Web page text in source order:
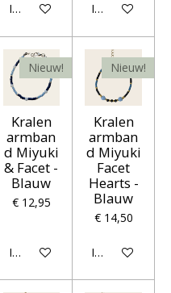
In winkelwagen In winkelwagen
Nieuw!
Kralen
armban
d Miyuki
& Facet -
Blauw
€ 12,95
In winkelwagen
Nieuw!
Kralen
armban
d Miyuki
Facet
Hearts -
Blauw
€ 14,50
In winkelwagen